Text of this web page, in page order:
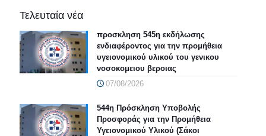
Τελευταία νέα
προσκληση 545η εκδήλωσης
ενδιαφέροντος για την προμήθεια
υγειονομικού υλικού του γενικου
νοσοκομειου βεροιας
07/08/2026
544η Πρόσκληση Υποβολής
Προσφοράς για την Προμήθεια
Υγειονομικού Υλικού (Σάκοι